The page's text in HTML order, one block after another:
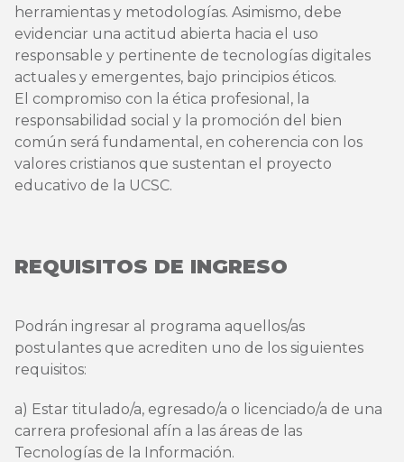
herramientas y metodologías. Asimismo, debe
evidenciar una actitud abierta hacia el uso
responsable y pertinente de tecnologías digitales
actuales y emergentes, bajo principios éticos.
El compromiso con la ética profesional, la
responsabilidad social y la promoción del bien
común será fundamental, en coherencia con los
valores cristianos que sustentan el proyecto
educativo de la UCSC.
REQUISITOS DE INGRESO
Podrán ingresar al programa aquellos/as
postulantes que acrediten uno de los siguientes
requisitos:
a) Estar titulado/a, egresado/a o licenciado/a de una
carrera profesional afín a las áreas de las
Tecnologías de la Información.